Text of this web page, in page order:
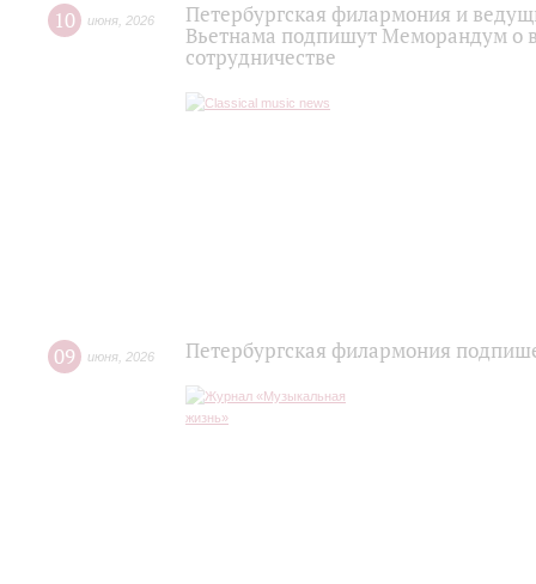
10 июня 2026
Петербургская филармония и
Вьетнама подпишут Меморандум о
сотрудничестве
09 июня 2026 Петербургская филармония